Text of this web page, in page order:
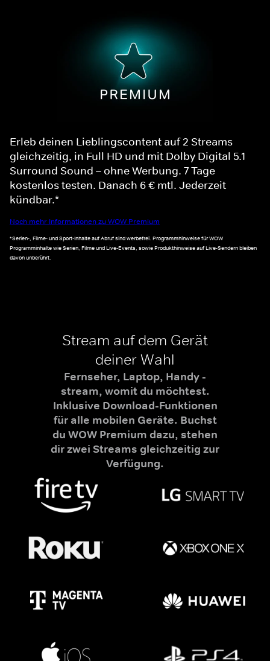
Erleb deinen Lieblingscontent auf 2 Streams
gleichzeitig, in Full HD und mit Dolby Digital 5.1
Surround Sound – ohne Werbung. 7 Tage
kostenlos testen. Danach 6 € mtl. Jederzeit
kündbar.*
Noch mehr Informationen zu WOW Premium
*Serien-, Filme- und Sport-Inhalte auf Abruf sind werbefrei. Programmhinweise für WOW
Programminhalte wie Serien, Filme und Live-Events, sowie Produkthinweise auf Live-Sendern bleiben
davon unberührt.
Stream auf dem Gerät
deiner Wahl
Fernseher, Laptop, Handy -
stream, womit du möchtest.
Inklusive Download-Funktionen
für alle mobilen Geräte. Buchst
du WOW Premium dazu, stehen
dir zwei Streams gleichzeitig zur
Verfügung.